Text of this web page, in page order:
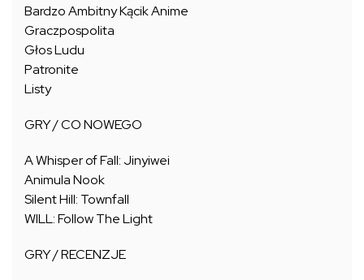
Bardzo Ambitny Kącik Anime
Graczpospolita
Głos Ludu
Patronite
Listy
GRY / CO NOWEGO
A Whisper of Fall: Jinyiwei
Animula Nook
Silent Hill: Townfall
WILL: Follow The Light
GRY / RECENZJE